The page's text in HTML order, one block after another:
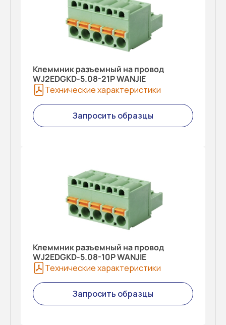
Клеммник разъемный на провод
WJ2EDGKD-5.08-21P WANJIE
Технические характеристики
Запросить образцы
Клеммник разъемный на провод
WJ2EDGKD-5.08-10P WANJIE
Технические характеристики
Запросить образцы